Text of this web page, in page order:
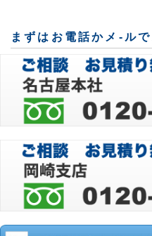
まずはお電話かメ-ル